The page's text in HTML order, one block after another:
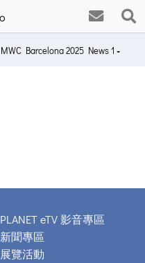
MWC Barcelona 2025 News 1
PLANET eTV 影音專區
新聞專區
展覽活動